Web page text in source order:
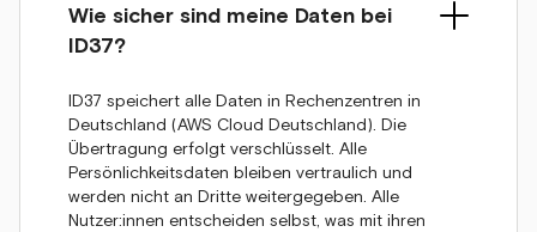
Wie sicher sind meine Daten bei
ID37?
ID37 speichert alle Daten in Rechenzentren in
Deutschland (AWS Cloud Deutschland). Die
Übertragung erfolgt verschlüsselt. Alle
Persönlichkeitsdaten bleiben vertraulich und
werden nicht an Dritte weitergegeben. Alle
Nutzer:innen entscheiden selbst, was mit ihren